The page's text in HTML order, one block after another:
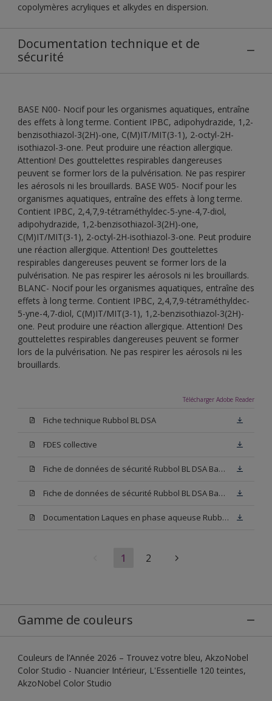
copolymères acryliques et alkydes en dispersion.
Documentation technique et de
sécurité
BASE N00- Nocif pour les organismes aquatiques, entraîne
des effets à long terme. Contient IPBC, adipohydrazide, 1,2-
benzisothiazol-3(2H)-one, C(M)IT/MIT(3-1), 2-octyl-2H-
isothiazol-3-one. Peut produire une réaction allergique.
Attention! Des gouttelettes respirables dangereuses
peuvent se former lors de la pulvérisation. Ne pas respirer
les aérosols ni les brouillards. BASE W05- Nocif pour les
organismes aquatiques, entraîne des effets à long terme.
Contient IPBC, 2,4,7,9-tétraméthyldec-5-yne-4,7-diol,
adipohydrazide, 1,2-benzisothiazol-3(2H)-one,
C(M)IT/MIT(3-1), 2-octyl-2H-isothiazol-3-one. Peut produire
une réaction allergique. Attention! Des gouttelettes
respirables dangereuses peuvent se former lors de la
pulvérisation. Ne pas respirer les aérosols ni les brouillards.
BLANC- Nocif pour les organismes aquatiques, entraîne des
effets à long terme. Contient IPBC, 2,4,7,9-tétraméthyldec-
5-yne-4,7-diol, C(M)IT/MIT(3-1), 1,2-benzisothiazol-3(2H)-
one. Peut produire une réaction allergique. Attention! Des
gouttelettes respirables dangereuses peuvent se former
lors de la pulvérisation. Ne pas respirer les aérosols ni les
brouillards.
Télécharger Adobe Reader
Fiche technique Rubbol BL DSA
FDES collective
Fiche de données de sécurité Rubbol BL DSA Base N00
Fiche de données de sécurité Rubbol BL DSA Base W05
Documentation Laques en phase aqueuse Rubbol BL Velours
1 2
Gamme de couleurs
Couleurs de l’Année 2026 – Trouvez votre bleu, AkzoNobel
Color Studio - Nuancier Intérieur, L'Essentielle 120 teintes,
AkzoNobel Color Studio